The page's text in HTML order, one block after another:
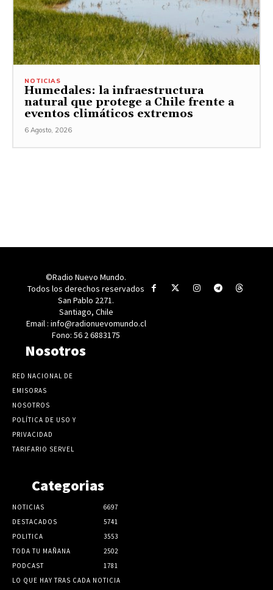
NOTICIAS
Humedales: la infraestructura
natural que protege a Chile frente a
eventos climáticos extremos
6 Agosto, 2026
©Radio Nuevo Mundo.
Todos los derechos reservados
San Pablo 2271.
Santiago, Chile
Email : info@radionuevomundo.cl
Fono: 56 2 6883175
Nosotros
RED NACIONAL DE
EMISORAS
NOSOTROS
POLÍTICA DE USO Y
PRIVACIDAD
TARIFARIO SERVEL
Categorias
NOTICIAS
6697
DESTACADOS
5741
POLITICA
3553
TODA TU MAÑANA
2502
PODCAST
1781
LO QUE HAY TRAS CADA NOTICIA